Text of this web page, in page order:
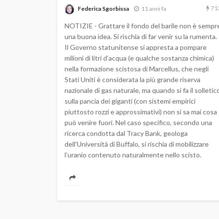
Federica Sgorbissa 11 anni fa
NOTIZIE - Grattare il fondo del barile non è
una buona idea. Si rischia di far venir su la rumenta.
Il Governo statunitense si appresta a pompare
milioni di litri d’acqua (e qualche sostanza chimica)
nella formazione scistosa di Marcellus, che negli
Stati Uniti è considerata la più grande riserva
nazionale di gas naturale, ma quando si fa il
sulla pancia dei giganti (con sistemi empirici
piuttosto rozzi e approssimativi) non si sa mai cosa
può venire fuori. Nel caso specifico, secondo una
ricerca condotta dal Tracy Bank, geologa
dell’Università di Buffalo, si rischia di mobilizzare
l’uranio contenuto naturalmente nello scisto.